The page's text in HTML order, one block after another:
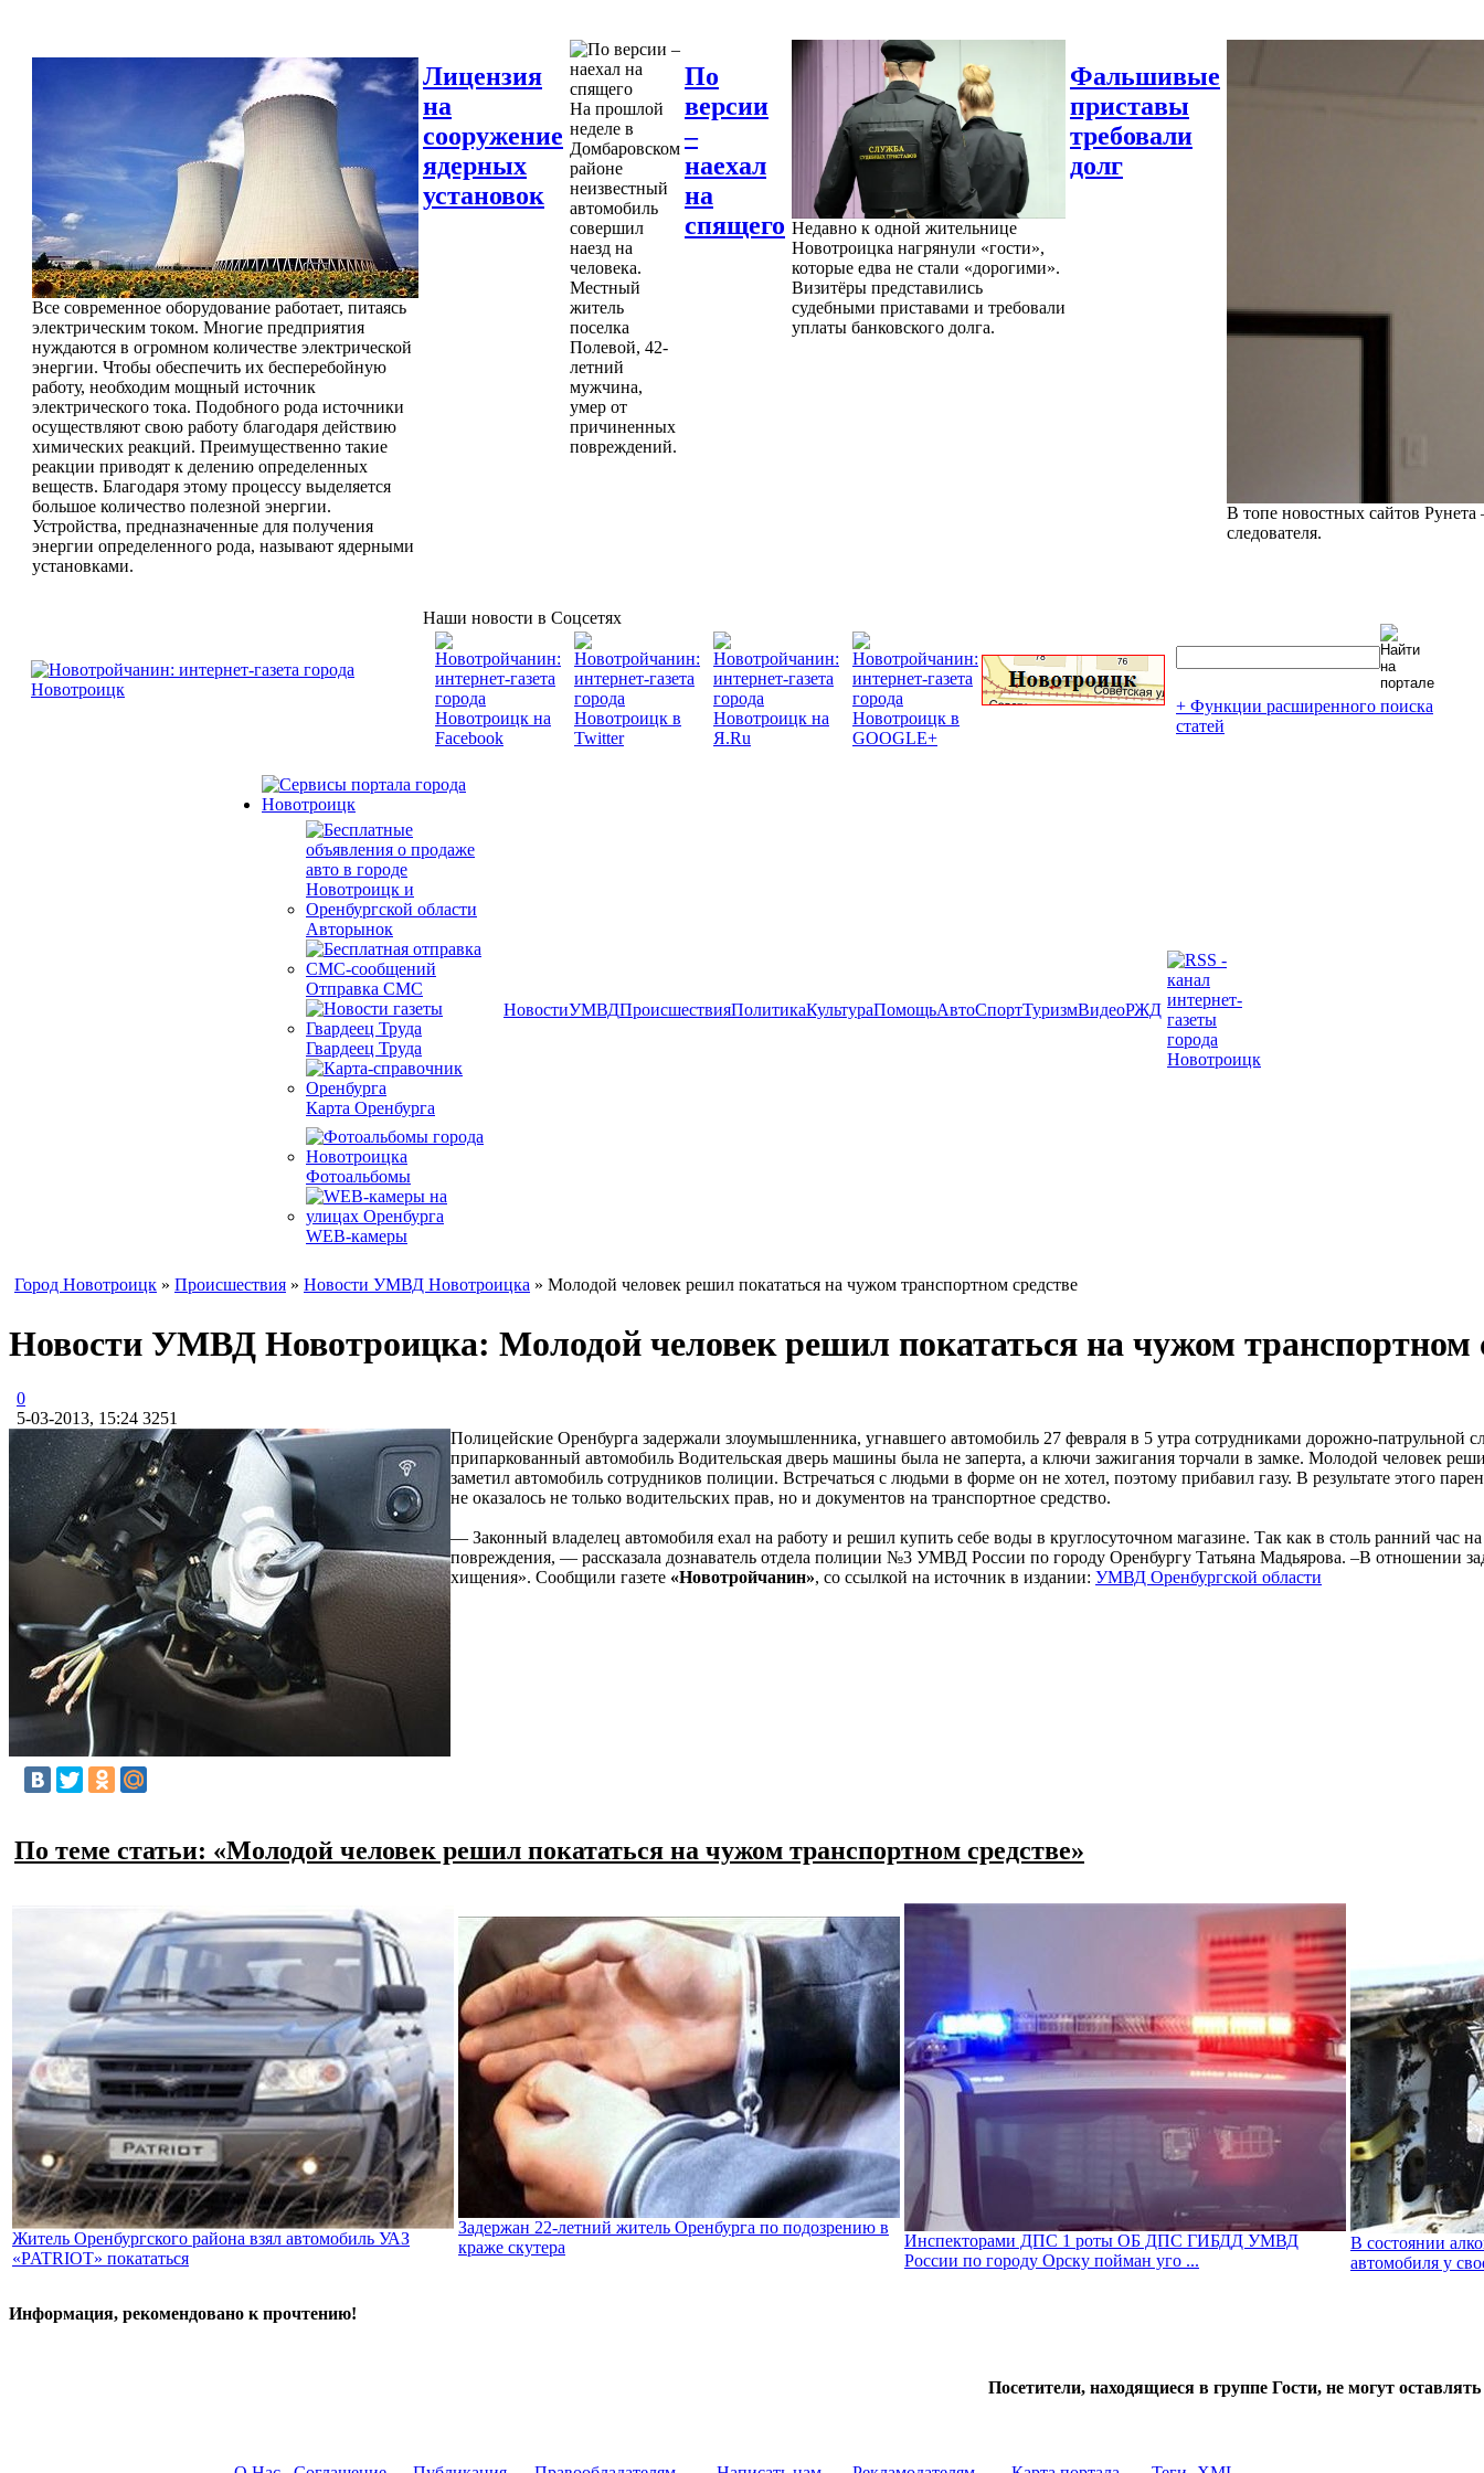
Все современное оборудование работает, питаясь
электрическим током. Многие предприятия
нуждаются в огромном количестве электрической
энергии. Чтобы обеспечить их бесперебойную
работу, необходим мощный источник
электрического тока. Подобного рода источники
осуществляют свою работу благодаря действию
химических реакций. Преимущественно такие
реакции приводят к делению определенных
веществ. Благодаря этому процессу выделяется
большое количество полезной энергии.
Устройства, предназначенные для получения
энергии определенного рода, называют ядерными
установками.
Лицензия
на
сооружение
ядерных
установок
На прошлой
неделе в
Домбаровском
районе
неизвестный
автомобиль
совершил
наезд на
человека.
Местный
житель
поселка
Полевой, 42-
летний
мужчина,
умер от
причиненных
повреждений.
По
версии
–
наехал
на
спящего Недавно к одной жительнице
Новотроицка нагрянули «гости»,
которые едва не стали «дорогими».
Визитёры представились
судебными приставами и требовали
уплаты банковского долга.
Фальшивые
приставы
требовали
долг
В топе новостных сайтов Рунета
следователя.
Наши новости в Соцсетях
+ Функции расширенного поиска
статей
Авторынок
Отправка СМС
Гвардеец Труда
Карта Оренбурга
Фотоальбомы
WEB-камеры
НовостиУМВДПроисшествияПолитикаКультураПомощьАвтоСпортТуризмВидеоРЖД
Город Новотроицк » Происшествия » Новости УМВД Новотроицка » Молодой человек решил покататься на чужом транспортном средстве
Новости УМВД Новотроицка: Молодой человек решил покататься на чужом транспортном
0
5-03-2013, 15:24 3251
Полицейские Оренбурга задержали злоумышленника, угнавшего автомобиль 27 февраля в 5 утра сотрудниками дорожно-
припаркованный автомобиль Водительская дверь машины была не заперта, а ключи зажигания торчали в замке. Молодой человек
заметил автомобиль сотрудников полиции. Встречаться с людьми в форме он не хотел, поэтому прибавил газу. В результате этого
не оказалось не только водительских прав, но и документов на транспортное средство.
— Законный владелец автомобиля ехал на работу и решил купить себе воды в круглосуточном магазине. Так как в столь ранний
повреждения, — рассказала дознаватель отдела полиции №3 УМВД России по городу Оренбургу Татьяна Мадьярова. –В отношении
хищения». Сообщили газете «Новотройчанин», со ссылкой на источник в издании: УМВД Оренбургской области
По теме статьи: «Молодой человек решил покататься на чужом транспортном средстве»
Житель Оренбургского района взял автомобиль УАЗ
«PATRIOT» покататься
Задержан 22-летний житель Оренбурга по подозрению в
краже скутера
Инспекторами ДПС 1 роты ОБ ДПС ГИБДД УМВД
России по городу Орску пойман уго ...
В состоянии
автомобиля у
Информация, рекомендовано к прочтению!
Посетители, находящиеся в группе Гости, не могут